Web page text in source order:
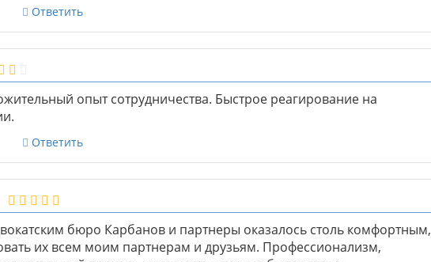
Ответить
опыт сотрудничества. Быстрое реагирование на
Ответить
бюро Карбанов и партнеры оказалось столь комфортным,
их всем моим партнерам и друзьям. Профессионализм,